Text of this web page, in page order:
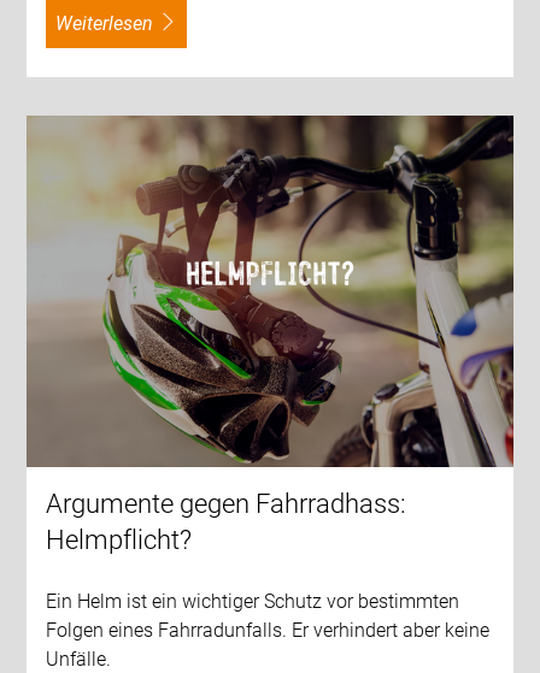
weiterlesen
Argumente gegen Fahrradhass:
Helmpflicht?
Ein Helm ist ein wichtiger Schutz vor bestimmten
Folgen eines Fahrradunfalls. Er verhindert aber keine
Unfälle.